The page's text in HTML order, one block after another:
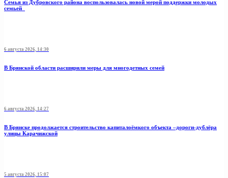
Семья из Дубровского района воспользовалась новой мерой поддержки молодых
семьей
6 августа 2026, 14:30
В Брянской области расширили меры для многодетных семей
6 августа 2026, 14:27
В Брянске продолжается строительство капиталоёмкого объекта –дороги-дублёра
улицы Карачижской
5 августа 2026, 15:07